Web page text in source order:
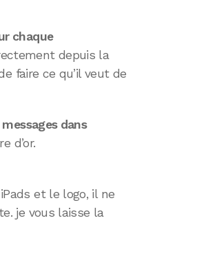
chaque
depuis la
faire ce qu’il veut de
dans
d’or.
et le logo, il ne
je vous laisse la